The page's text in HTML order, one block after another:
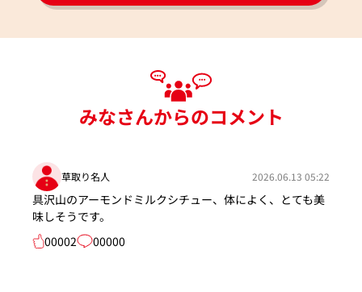
みなさんからのコメント
草取り名人 2026.06.13 05:22
具沢山のアーモンドミルクシチュー、体によく、とても美
味しそうです。
00002
00000